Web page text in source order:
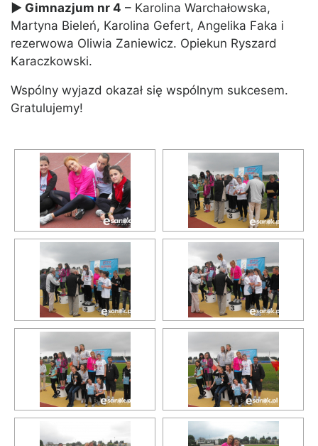
► Gimnazjum nr 4 – Karolina Warchałowska,
Martyna Bieleń, Karolina Gefert, Angelika Faka i
rezerwowa Oliwia Zaniewicz. Opiekun Ryszard
Karaczkowski.
Wspólny wyjazd okazał się wspólnym sukcesem.
Gratulujemy!